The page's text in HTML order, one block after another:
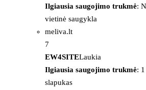
Ilgiausia saugojimo trukmė:
vietinė saugykla
meliva.lt
7
EW4SITELaukia
Ilgiausia saugojimo trukmė:
slapukas